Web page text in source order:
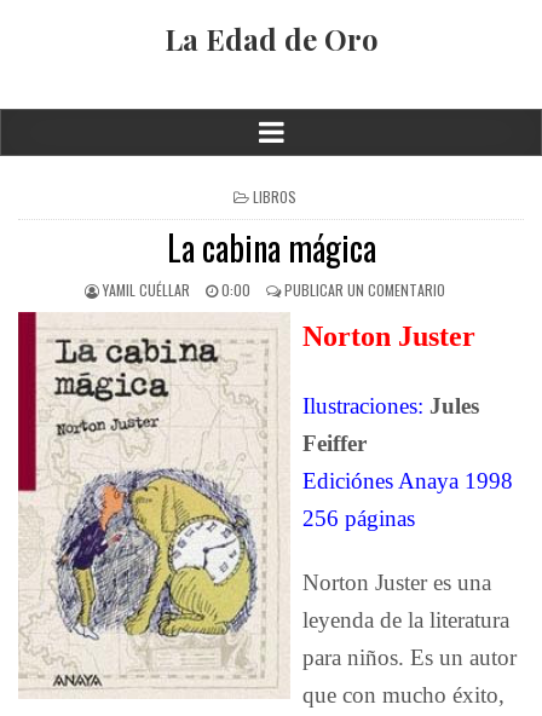
La Edad de Oro
LIBROS
La cabina mágica
YAMIL CUÉLLAR 0:00 PUBLICAR UN COMENTARIO
Norton Juster
Ilustraciones: Jules
Feiffer
Ediciónes Anaya 1998
256 páginas
Norton Juster es una
leyenda de la literatura
para niños. Es un autor
que con mucho éxito,